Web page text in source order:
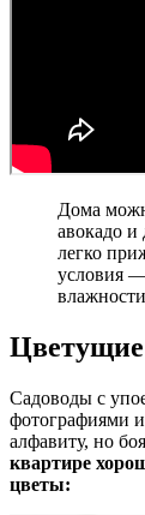
Дома
авокадо и
легко
условия
Садоводы с
фотографиями
алфавиту, но
квартире
цветы: